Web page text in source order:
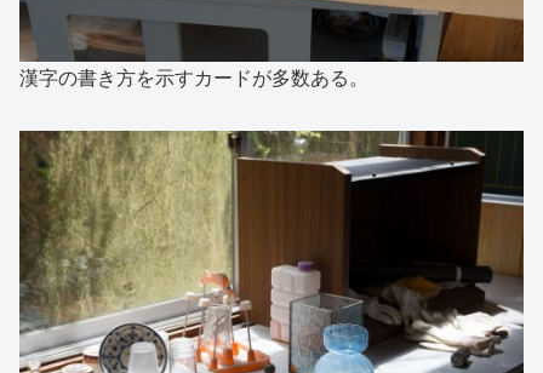
漢字の書き方を示すカードが多数ある。